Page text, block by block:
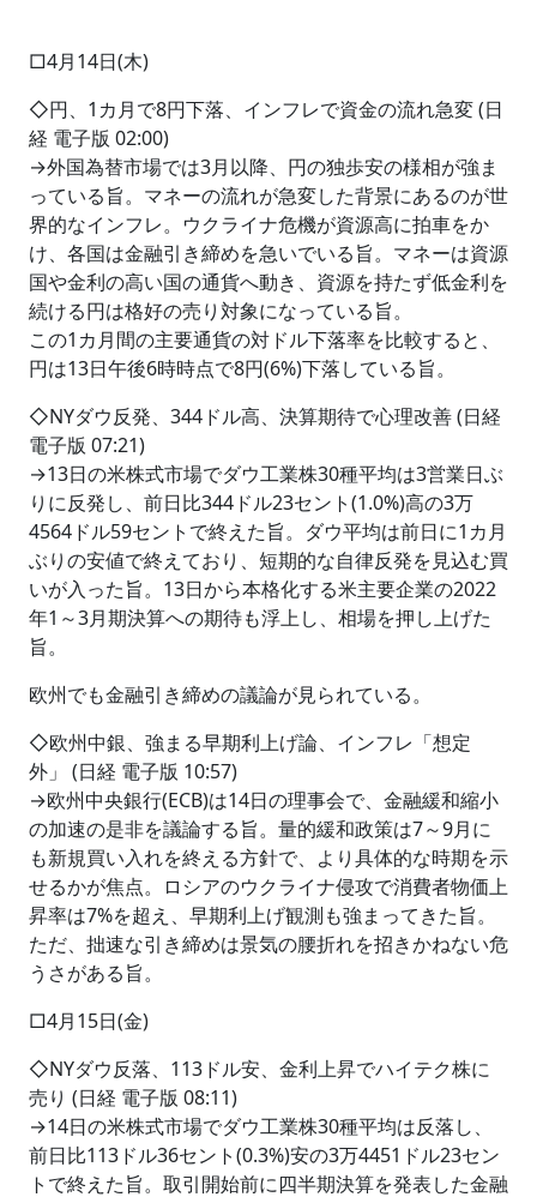
□4月14日(木)
◇円、1カ月で8円下落、インフレで資金の流れ急変 (日
経 電子版 02:00)
→外国為替市場では3月以降、円の独歩安の様相が強ま
っている旨。マネーの流れが急変した背景にあるのが世
界的なインフレ。ウクライナ危機が資源高に拍車をか
け、各国は金融引き締めを急いでいる旨。マネーは資源
国や金利の高い国の通貨へ動き、資源を持たず低金利を
続ける円は格好の売り対象になっている旨。
この1カ月間の主要通貨の対ドル下落率を比較すると、
円は13日午後6時時点で8円(6%)下落している旨。
◇NYダウ反発、344ドル高、決算期待で心理改善 (日経
電子版 07:21)
→13日の米株式市場でダウ工業株30種平均は3営業日ぶ
りに反発し、前日比344ドル23セント(1.0%)高の3万
4564ドル59セントで終えた旨。ダウ平均は前日に1カ月
ぶりの安値で終えており、短期的な自律反発を見込む買
いが入った旨。13日から本格化する米主要企業の2022
年1～3月期決算への期待も浮上し、相場を押し上げた
旨。
欧州でも金融引き締めの議論が見られている。
◇欧州中銀、強まる早期利上げ論、インフレ「想定
外」 (日経 電子版 10:57)
→欧州中央銀行(ECB)は14日の理事会で、金融緩和縮小
の加速の是非を議論する旨。量的緩和政策は7～9月に
も新規買い入れを終える方針で、より具体的な時期を示
せるかが焦点。ロシアのウクライナ侵攻で消費者物価上
昇率は7%を超え、早期利上げ観測も強まってきた旨。
ただ、拙速な引き締めは景気の腰折れを招きかねない危
うさがある旨。
□4月15日(金)
◇NYダウ反落、113ドル安、金利上昇でハイテク株に
売り (日経 電子版 08:11)
→14日の米株式市場でダウ工業株30種平均は反落し、
前日比113ドル36セント(0.3%)安の3万4451ドル23セン
トで終えた旨。取引開始前に四半期決算を発表した金融